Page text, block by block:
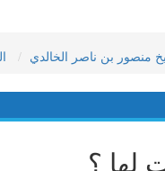
منصور بن ناصر الخالدي
لها ؟